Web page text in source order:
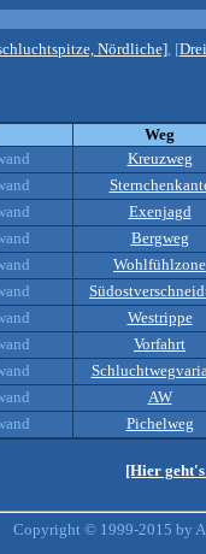
Nördliche], [
Weg
Kreuzweg
Exenjagd
Bergweg
Wohlfühlzone
Westrippe
Vorfahrt
AW
Pichelweg
[Hier
Copyright © 1999-2015 by